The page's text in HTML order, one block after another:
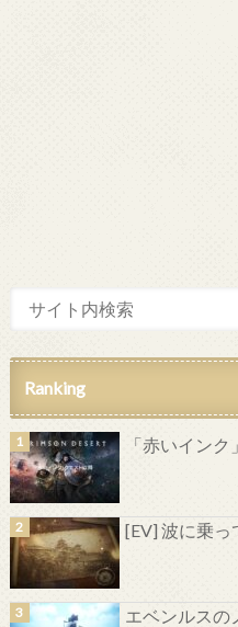
Ranking
「赤いイン
[EV] 波に乗っ
エベンルスの